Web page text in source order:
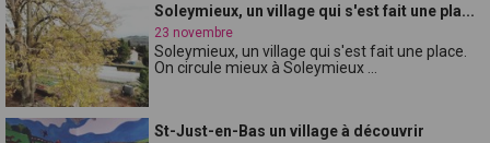
Soleymieux, un village qui s'est fait une pla...
23 novembre
Soleymieux, un village qui s'est fait une place.
On circule mieux à Soleymieux ...
St-Just-en-Bas un village à découvrir